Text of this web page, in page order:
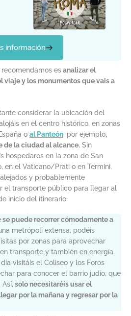
información
esanalizar el
viaje y los monumentos que vais a
considerar la ubicación del
en el centro histórico, en zonas
oal Panteón, por ejemplo,
de la ciudad al alcance. Sin
hospedaros en la zona de San
en el Vaticano/Prati o en Termini,
y probablemente
el transporte público para llegar al
inicio del itinerario.
se puede recorrer cómodamente a
metrópoli extensa, podéis
por zonas para aprovechar
transporte y también en energía.
visitáis el Coliseo y los Foros
para conocer el barrio judío, que
solo necesitaréis usar el
por la mañana y regresar por la